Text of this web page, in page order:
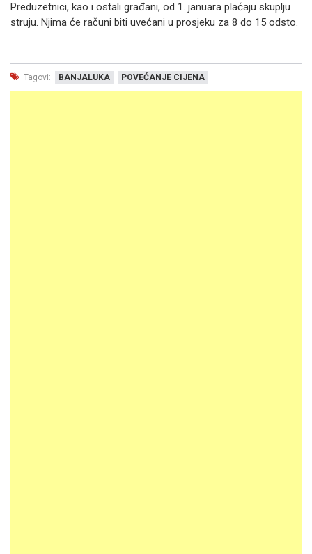
Preduzetnici, kao i ostali građani, od 1. januara plaćaju skuplju
struju. Njima će računi biti uvećani u prosjeku za 8 do 15 odsto.
Tagovi: BANJALUKA POVEĆANJE CIJENA